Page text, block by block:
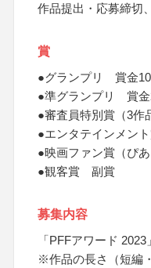
作品提出・応募締切
賞
●グランプリ 賞金
●準グランプリ 賞金
●審査員特別賞（3
●エンタテインメン
●映画ファン賞（ぴ
●観客賞 副賞
募集内容
「PFFアワード
※作品の長さ（短編